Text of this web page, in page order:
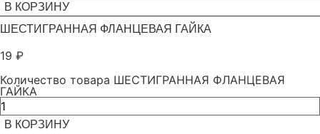
В КОРЗИНУ
ШЕСТИГРАННАЯ ФЛАНЦЕВАЯ ГАЙКА
19 ₽
Количество товара ШЕСТИГРАННАЯ ФЛАНЦЕВАЯ
ГАЙКА
В КОРЗИНУ